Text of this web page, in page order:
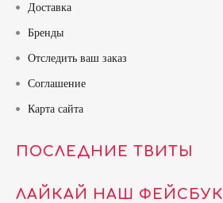
Доставка
Бренды
Отследить ваш заказ
Соглашение
Карта сайта
ПОСЛЕДНИЕ ТВИТЫ
ЛАЙКАЙ НАШ ФЕЙСБУК